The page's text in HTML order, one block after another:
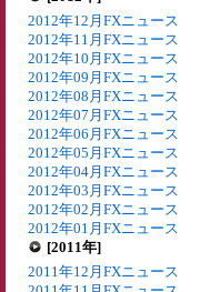
2012年12月FXニュース
2012年11月FXニュース
2012年10月FXニュース
2012年09月FXニュース
2012年08月FXニュース
2012年07月FXニュース
2012年06月FXニュース
2012年05月FXニュース
2012年04月FXニュース
2012年03月FXニュース
2012年02月FXニュース
2012年01月FXニュース
[2011年]
2011年12月FXニュース